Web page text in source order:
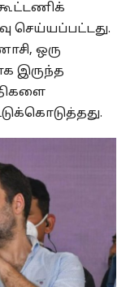
செய்யப்பட்டது.
ஒரு
இருந்த